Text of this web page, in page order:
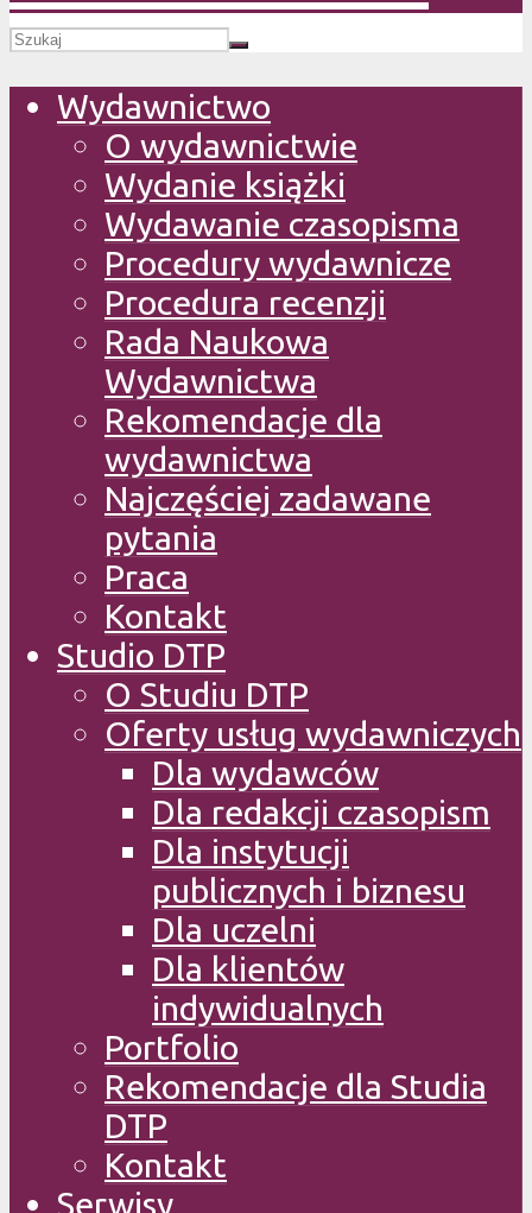
Wydawnictwo
O wydawnictwie
Wydanie książki
Wydawanie czasopisma
Procedury wydawnicze
Procedura recenzji
Rada Naukowa
Wydawnictwa
Rekomendacje dla
wydawnictwa
Najczęściej zadawane
pytania
Praca
Kontakt
Studio DTP
O Studiu DTP
Oferty usług wydawniczych
Dla wydawców
Dla redakcji czasopism
Dla instytucji
publicznych i biznesu
Dla uczelni
Dla klientów
indywidualnych
Portfolio
Rekomendacje dla Studia
DTP
Kontakt
Serwisy